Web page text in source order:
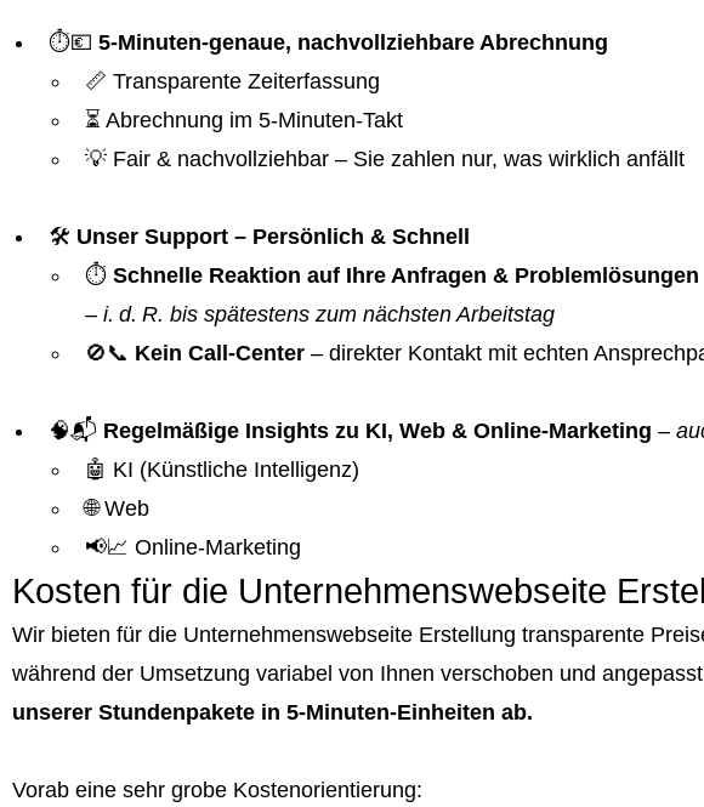
⏱️💶 5-Minuten-genaue, nachvollziehbare Abrechnung
📏 Transparente Zeiterfassung
⏳ Abrechnung im 5-Minuten-Takt
💡 Fair & nachvollziehbar – Sie zahlen nur, was wirklich anfällt
🛠️ Unser Support – Persönlich & Schnell
⏱️ Schnelle Reaktion auf Ihre Anfragen & Problemlösungen
– i. d. R. bis spätestens zum nächsten Arbeitstag
🚫📞 Kein Call-Center – direkter Kontakt mit echten
🧠📬 Regelmäßige Insights zu KI, Web & Online-Marketing –
🤖 KI (Künstliche Intelligenz)
🌐 Web
📢📈 Online-Marketing
Kosten für die Unternehmenswebseite
Wir bieten für die Unternehmenswebseite Erstellung transparente
während der Umsetzung variabel von Ihnen verschoben und
unserer Stundenpakete in 5-Minuten-Einheiten ab.
Vorab eine sehr grobe Kostenorientierung: